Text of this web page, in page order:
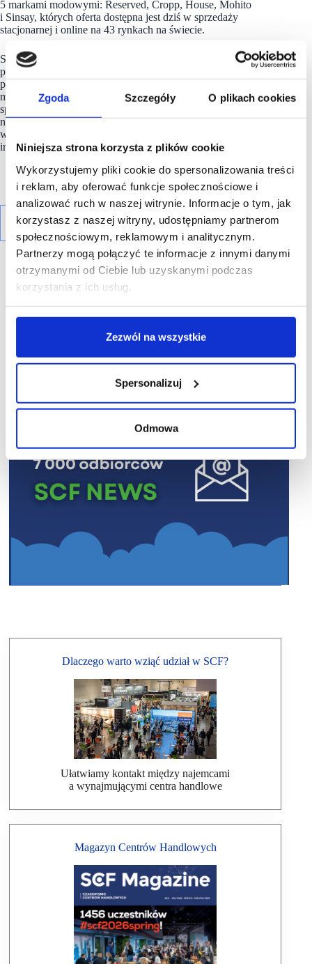
Zgoda Szczegóły O plikach cookies
Niniejsza strona korzysta z plików cookie
Wykorzystujemy pliki cookie do spersonalizowania treści
i reklam, aby oferować funkcje społecznościowe i
analizować ruch w naszej witrynie. Informacje o tym, jak
korzystasz z naszej witryny, udostępniamy partnerom
społecznościowym, reklamowym i analitycznym.
Partnerzy mogą połączyć te informacje z innymi danymi
otrzymanymi od Ciebie lub uzyskanymi podczas
korzystania z ich usług.
Zezwól na wszystkie
Spersonalizuj
Odmowa
5 markami modowymi: Reserved, Cropp, House, Mohito
i Sinsay, których oferta dostępna jest dziś w sprzedaży
stacjonarnej i online na 43 rynkach na świecie.
Spółka posiada sieć blisko 3200 salonów o łącznej powierzchni
przekraczającej 2,6 mln m2 i każdego roku dystrybuuje
produkty na 3 kontynenty.
miejsca pracy dla ponad 54 tys. osób w biurach i strukturach
sprzedaży w Polsce, krajach Europy, Azji i Afryki. Spółka jest
notowana na warszawskiej Giełdzie Papierów Wartościowych
w ramach indeksu WIG20 oraz należy do prestiżowego
indeksu MSCI Poland.
Dlaczego warto wziąć udział w SCF?
Ułatwiamy kontakt między najemcami
a wynajmującymi centra handlowe
Magazyn Centrów Handlowych